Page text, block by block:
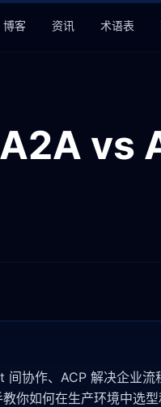
博客 资讯 术语表
vs
协作、ACP 解决企业流
你如何在生产环境中选型